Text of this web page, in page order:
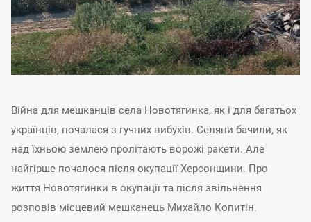
Війна для мешканців села Новотягинка, як і для багатьох
українців, почалася з гучних вибухів. Селяни бачили, як
над їхньою землею пролітають ворожі ракети. Але
найгірше почалося після окупації Херсонщини. Про
життя Новотягинки в окупації та після звільнення
розповів місцевий мешканець Михайло Копитін.